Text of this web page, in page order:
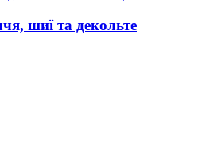
шиї та декольте